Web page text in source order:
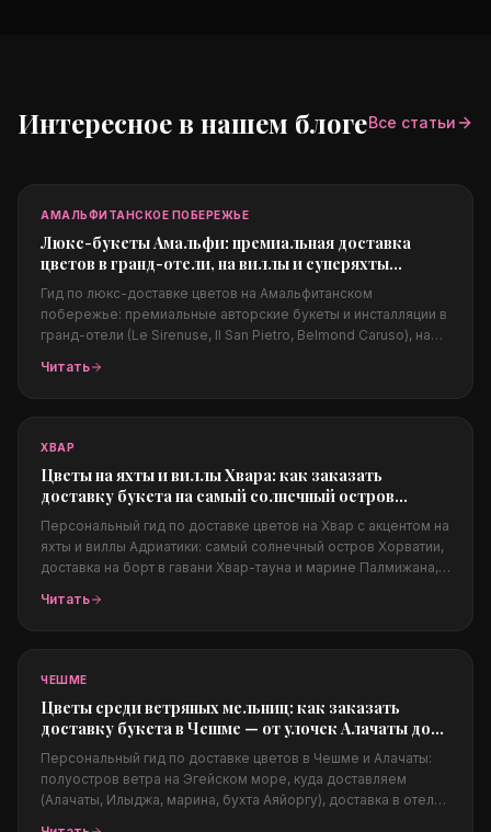
Интересное в нашем блогеВсе статьи
АМАЛЬФИТАНСКОЕ ПОБЕРЕЖЬЕ
Люкс-букеты Амальфи: премиальная доставка
цветов в гранд-отели, на виллы и суперяхты
побережья
Гид по люкс-доставке цветов на Амальфитанском
побережье: премиальные авторские букеты и инсталляции в
гранд-отели (Le Sirenuse, Il San Pietro, Belmond Caruso), на
композиции, как заказать из-за границы, цены в евро,
Читать
ХВАР
Цветы на яхты и виллы Хвара: как заказать
доставку букета на самый солнечный остров
Адриатики
Персональный гид по доставке цветов на Хвар с акцентом на
яхты и виллы Адриатики: самый солнечный остров Хорватии,
доставка на борт в гавани Хвар-тауна и марине Палмижана,
Адриатике, какие цветы подходят солёному климату, цены в
Читать
ЧЕШМЕ
Цветы среди ветряных мельниц: как заказать
доставку букета в Чешме — от улочек Алачаты до
марины
Персональный гид по доставке цветов в Чешме и Алачаты:
полуостров ветра на Эгейском море, куда доставляем
(Алачаты, Илыджа, марина, бухта Аяйоргу), доставка в отели,